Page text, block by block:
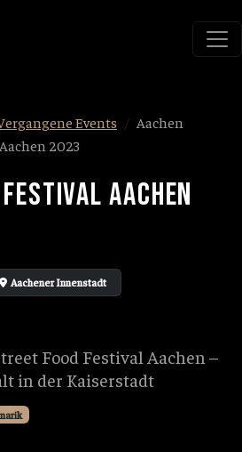
Events
Aachen
2023
AACHEN
Aachener Innenstadt
Food Festival Aachen –
in der Kaiserstadt